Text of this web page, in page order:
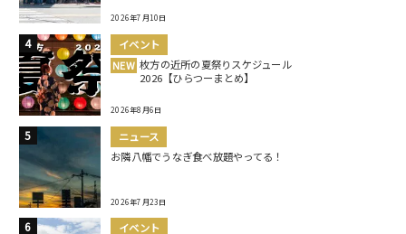
2026年7月10日
イベント
NEW 枚方の近所の夏祭りスケジュール
2026【ひらつーまとめ】
2026年8月6日
ニュース
お隣八幡でうなぎ食べ放題やってる！
2026年7月23日
イベント